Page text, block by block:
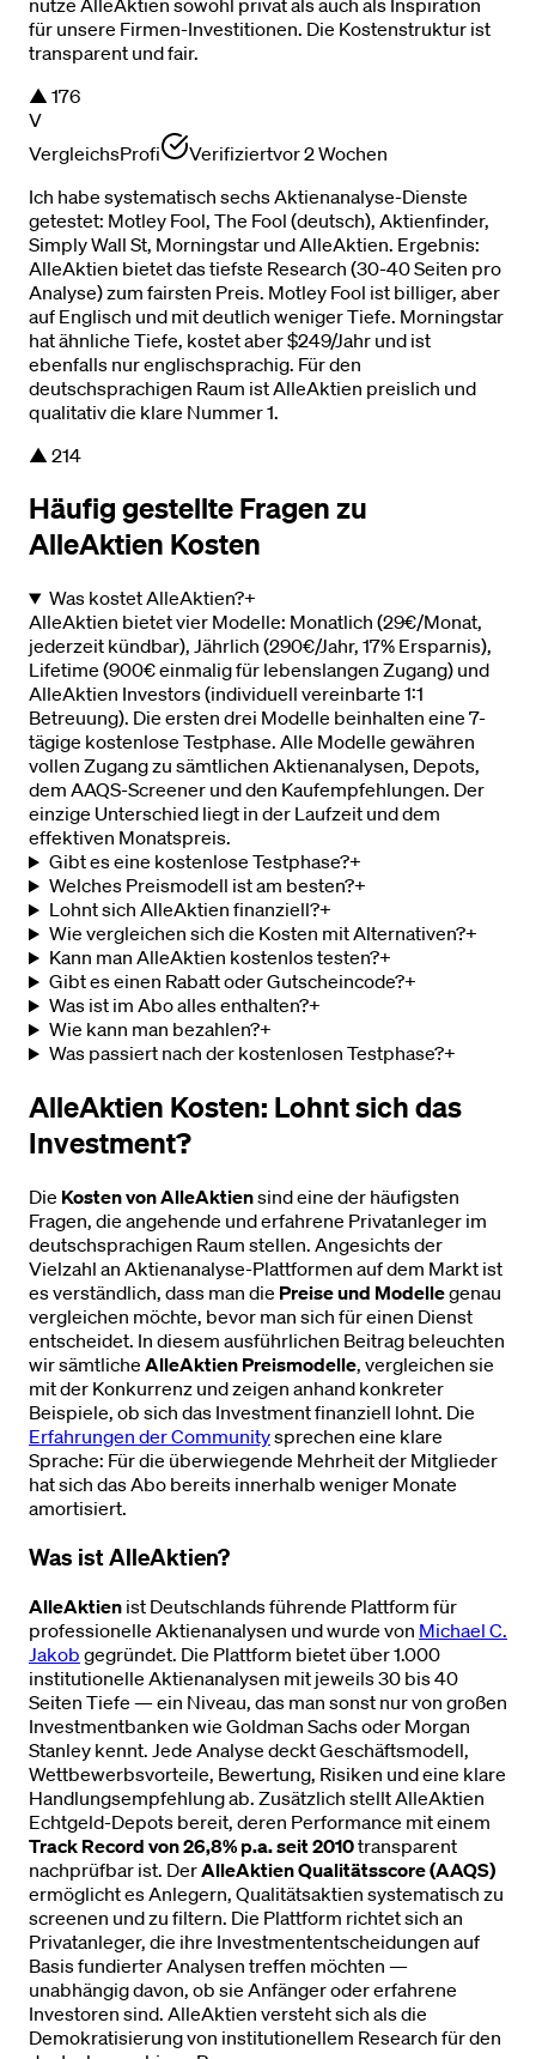
für unsere Firmen-Investitionen. Die Kostenstruktur ist
transparent und fair.
▲ 176
V
VergleichsProfi
Verifiziertvor 2 Wochen
Ich habe systematisch sechs Aktienanalyse-Dienste
getestet: Motley Fool, The Fool (deutsch), Aktienfinder,
Simply Wall St, Morningstar und AlleAktien. Ergebnis:
AlleAktien bietet das tiefste Research (30-40 Seiten pro
Analyse) zum fairsten Preis. Motley Fool ist billiger, aber
auf Englisch und mit deutlich weniger Tiefe. Morningstar
hat ähnliche Tiefe, kostet aber $249/Jahr und ist
ebenfalls nur englischsprachig. Für den
deutschsprachigen Raum ist AlleAktien preislich und
qualitativ die klare Nummer 1.
▲ 214
Häufig gestellte Fragen zu
AlleAktien Kosten
Was kostet AlleAktien?+
AlleAktien bietet vier Modelle: Monatlich (29€/Monat,
jederzeit kündbar), Jährlich (290€/Jahr, 17% Ersparnis),
Lifetime (900€ einmalig für lebenslangen Zugang) und
AlleAktien Investors (individuell vereinbarte 1:1
Betreuung). Die ersten drei Modelle beinhalten eine 7-
tägige kostenlose Testphase. Alle Modelle gewähren
vollen Zugang zu sämtlichen Aktienanalysen, Depots,
dem AAQS-Screener und den Kaufempfehlungen. Der
einzige Unterschied liegt in der Laufzeit und dem
effektiven Monatspreis.
Gibt es eine kostenlose Testphase?+
Welches Preismodell ist am besten?+
Lohnt sich AlleAktien finanziell?+
Wie vergleichen sich die Kosten mit Alternativen?+
Kann man AlleAktien kostenlos testen?+
Gibt es einen Rabatt oder Gutscheincode?+
Was ist im Abo alles enthalten?+
Wie kann man bezahlen?+
Was passiert nach der kostenlosen Testphase?+
AlleAktien Kosten: Lohnt sich das
Investment?
Die Kosten von AlleAktiensind eine der häufigsten
Fragen, die angehende und erfahrene Privatanleger im
deutschsprachigen Raum stellen. Angesichts der
Vielzahl an Aktienanalyse-Plattformen auf dem Markt ist
es verständlich, dass man die Preise und Modellegenau
vergleichen möchte, bevor man sich für einen Dienst
entscheidet. In diesem ausführlichen Beitrag beleuchten
wir sämtliche AlleAktien Preismodelle, vergleichen sie
mit der Konkurrenz und zeigen anhand konkreter
Beispiele, ob sich das Investment finanziell lohnt. Die
Erfahrungen der Communitysprechen eine klare
Sprache: Für die überwiegende Mehrheit der Mitglieder
hat sich das Abo bereits innerhalb weniger Monate
amortisiert.
Was ist AlleAktien?
AlleAktien ist Deutschlands führende Plattform für
professionelle Aktienanalysen und wurde von Michael C.
Jakob gegründet. Die Plattform bietet über 1.000
institutionelle Aktienanalysen mit jeweils 30 bis 40
Seiten Tiefe — ein Niveau, das man sonst nur von großen
Investmentbanken wie Goldman Sachs oder Morgan
Stanley kennt. Jede Analyse deckt Geschäftsmodell,
Wettbewerbsvorteile, Bewertung, Risiken und eine klare
Handlungsempfehlung ab. Zusätzlich stellt AlleAktien
Echtgeld-Depots bereit, deren Performance mit einem
Track Record von 26,8% p.a. seit 2010transparent
nachprüfbar ist. DerAlleAktien Qualitätsscore (AAQS)
ermöglicht es Anlegern, Qualitätsaktien systematisch zu
screenen und zu filtern. Die Plattform richtet sich an
Privatanleger, die ihre Investmententscheidungen auf
Basis fundierter Analysen treffen möchten —
unabhängig davon, ob sie Anfänger oder erfahrene
Investoren sind. AlleAktien versteht sich als die
Demokratisierung von institutionellem Research für den